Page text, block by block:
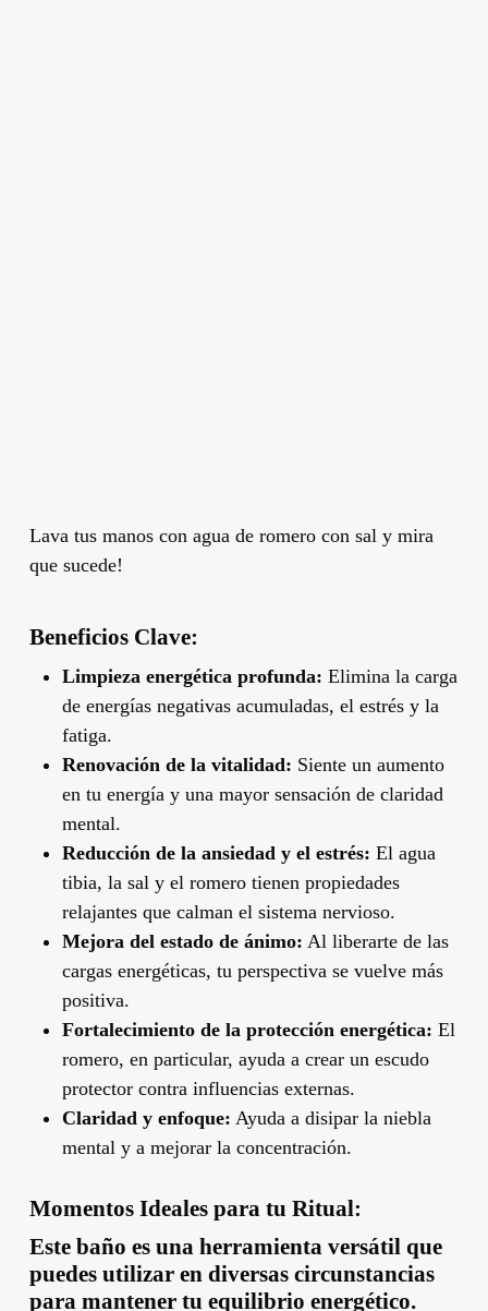
Lava tus manos con agua de romero con sal y mira
que sucede!
Beneficios Clave:
Limpieza energética profunda: Elimina la carga
de energías negativas acumuladas, el estrés y la
fatiga.
Renovación de la vitalidad: Siente un aumento
en tu energía y una mayor sensación de claridad
mental.
Reducción de la ansiedad y el estrés: El agua
tibia, la sal y el romero tienen propiedades
relajantes que calman el sistema nervioso.
Mejora del estado de ánimo: Al liberarte de las
cargas energéticas, tu perspectiva se vuelve más
positiva.
Fortalecimiento de la protección energética: El
romero, en particular, ayuda a crear un escudo
protector contra influencias externas.
Claridad y enfoque: Ayuda a disipar la niebla
mental y a mejorar la concentración.
Momentos Ideales para tu Ritual:
Este baño es una herramienta versátil que
puedes utilizar en diversas circunstancias
para mantener tu equilibrio energético.